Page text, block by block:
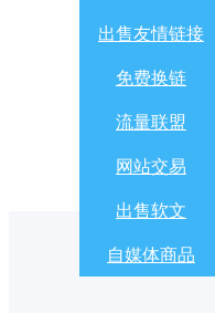
免费换链
流量联盟
积分商城
出售/交换
出售友情链接
免费换链
流量联盟
网站交易
出售软文
自媒体商品
标为已读